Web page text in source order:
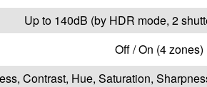
Up to 140dB (by HDR mode, 2
Off / On (4 zones)
Contrast, Hue, Saturation,